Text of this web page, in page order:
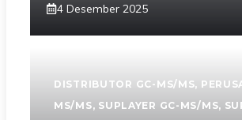
4 Desember 2025
DISTRIBUTOR GC-MS/MS,
MS/MS, SUPLAYER GC-MS/MS,